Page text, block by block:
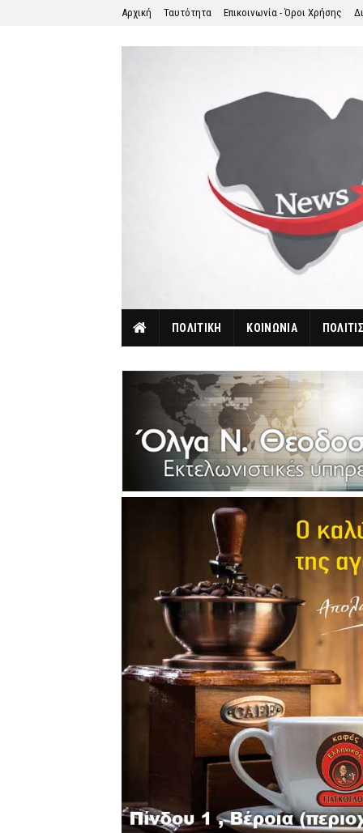
Αρχική Ταυτότητα Επικοινωνία - Όροι Χρήσης
ΠΟΛΙΤΙΚΗ ΚΟΙΝΩΝΙΑ